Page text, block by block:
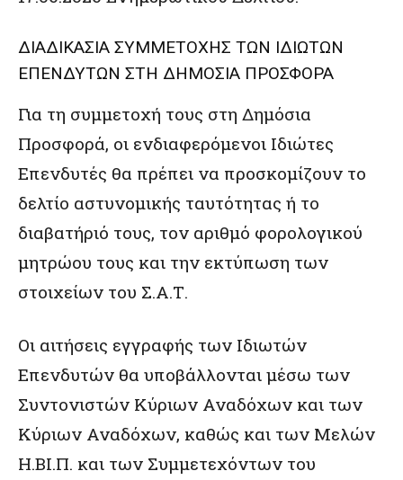
ΔΙΑΔΙΚΑΣΙΑ ΣΥΜΜΕΤΟΧΗΣ ΤΩΝ ΙΔΙΩΤΩΝ
ΕΠΕΝΔΥΤΩΝ ΣΤΗ ΔΗΜΟΣΙΑ ΠΡΟΣΦΟΡΑ
Για τη συμμετοχή τους στη Δημόσια
Προσφορά, οι ενδιαφερόμενοι Ιδιώτες
Επενδυτές θα πρέπει να προσκομίζουν το
δελτίο αστυνομικής ταυτότητας ή το
διαβατήριό τους, τον αριθμό φορολογικού
μητρώου τους και την εκτύπωση των
στοιχείων του Σ.Α.Τ.
Οι αιτήσεις εγγραφής των Ιδιωτών
Επενδυτών θα υποβάλλονται μέσω των
Συντονιστών Κύριων Αναδόχων και των
Κύριων Αναδόχων, καθώς και των Μελών
Η.ΒΙ.Π. και των Συμμετεχόντων του